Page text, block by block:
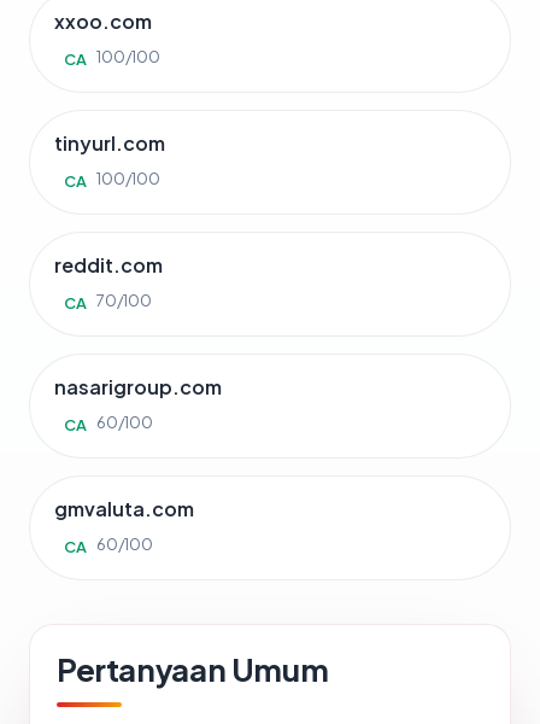
xxoo.com
CA 100/100
tinyurl.com
CA 100/100
reddit.com
CA 70/100
nasarigroup.com
CA 60/100
gmvaluta.com
CA 60/100
Pertanyaan Umum